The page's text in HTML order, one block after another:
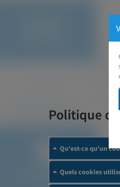
Politique
Qu'est-ce qu'un
Quels cookies